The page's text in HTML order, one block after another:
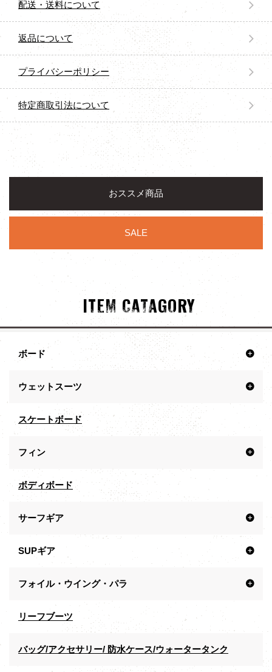
配送・送料について
返品について
プライバシーポリシー
特定商取引法について
おススメ商品
SALE
ITEM CATAGORY
ボード
ウェットスーツ
スケートボード
フィン
ボディボード
サーフギア
SUPギア
フォイル・ウイング・パラ
リーフブーツ
バッグ/アクセサリー/ 防水ケース/ウォータータンク